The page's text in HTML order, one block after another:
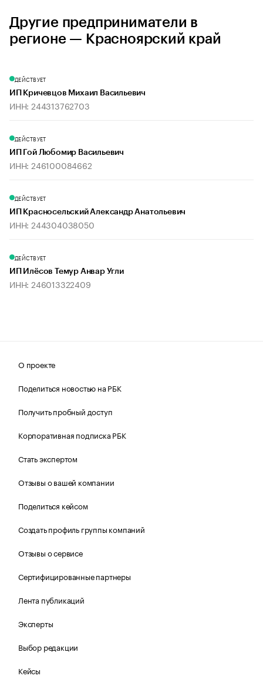
Другие предприниматели в
регионе — Красноярский край
ДЕЙСТВУЕТ
ИП Кричевцов Михаил Васильевич
ИНН: 244313762703
ДЕЙСТВУЕТ
ИП Гой Любомир Васильевич
ИНН: 246100084662
ДЕЙСТВУЕТ
ИП Красносельский Александр Анатольевич
ИНН: 244304038050
ДЕЙСТВУЕТ
ИП Илёсов Темур Анвар Угли
ИНН: 246013322409
О проекте
Поделиться новостью на РБК
Получить пробный доступ
Корпоративная подписка РБК
Стать экспертом
Отзывы о вашей компании
Поделиться кейсом
Создать профиль группы компаний
Отзывы о сервисе
Сертифицированные партнеры
Лента публикаций
Эксперты
Выбор редакции
Кейсы